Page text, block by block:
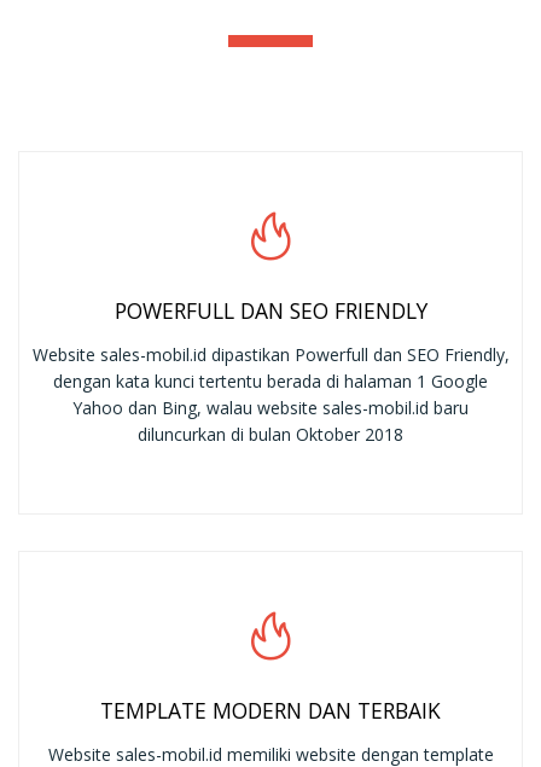
POWERFULL DAN SEO FRIENDLY
Website sales-mobil.id dipastikan Powerfull dan SEO Friendly,
dengan kata kunci tertentu berada di halaman 1 Google
Yahoo dan Bing, walau website sales-mobil.id baru
diluncurkan di bulan Oktober 2018
TEMPLATE MODERN DAN TERBAIK
Website sales-mobil.id memiliki website dengan template